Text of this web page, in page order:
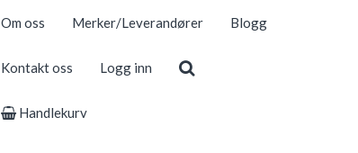
Om oss Merker/Leverandører Blogg
Kontakt oss Logg inn
Handlekurv